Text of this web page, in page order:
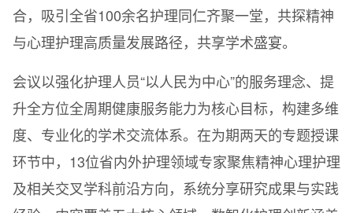
合，吸引全省100余名护理同仁齐聚一堂，共探精神
与心理护理高质量发展路径，共享学术盛宴。
会议以强化护理人员“以人民为中心”的服务理念、提
升全方位全周期健康服务能力为核心目标，构建多维
度、专业化的学术交流体系。在为期两天的专题授课
环节中，13位省内外护理领域专家聚焦精神心理护理
及相关交叉学科前沿方向，系统分享研究成果与实践